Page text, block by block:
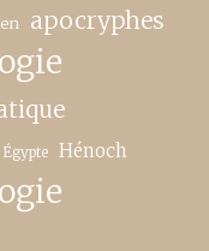
apocryphes
Égypte Hénoch